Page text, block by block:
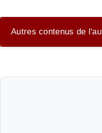
Autres contenus de